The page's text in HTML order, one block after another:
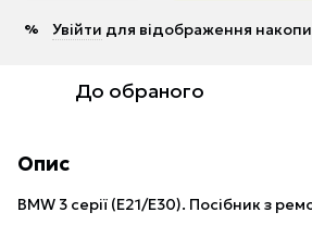
% Увійти для відображення
До обраного
Опис
BMW 3 серії (E21/E30). Посібник з